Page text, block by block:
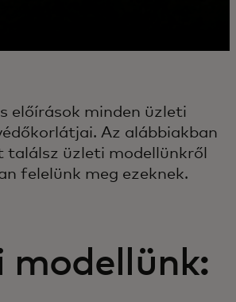
előírások minden üzleti
Az alábbiakban
üzleti modellünkről
felelünk meg ezeknek.
modellünk: